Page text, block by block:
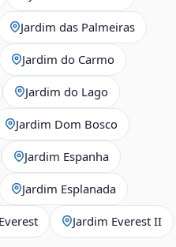
Jardim das Palmeiras
Jardim do Carmo
Jardim do Lago
Jardim Dom Bosco
Jardim Espanha
Jardim Esplanada
Jardim Everest II